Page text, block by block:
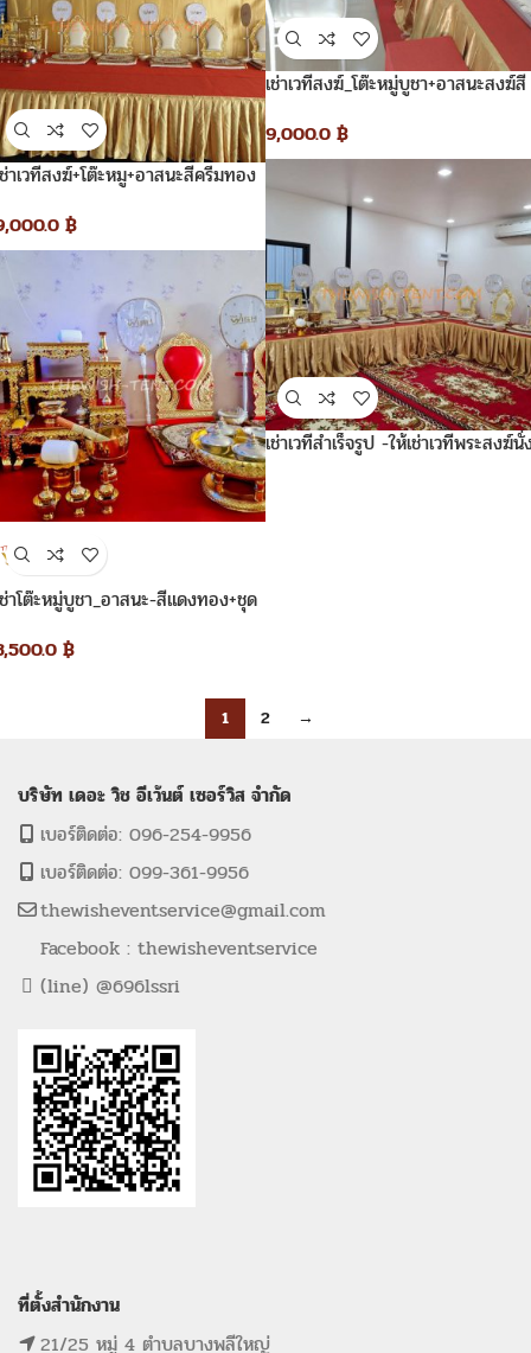
เช่าเวทีสงฆ์_โต๊ะหมู่บูชา+อาสนะสงฆ์สี
9,000.0 ฿
าเวทีสงฆ์+โต๊ะหมู+อาสนะสีครีมทอง
฿
เช่าเวทีสำเร็จรูป -ให้เช่าเวทีพระสงฆ์นั่
าโต๊ะหมู่บูชา_อาสนะ-สีแดงทอง+ชุด
฿
1 2 →
บริษัท เดอะ วิช อีเว้นต์ เซอร์วิส จำกัด
เบอร์ติดต่อ: 096-254-9956
เบอร์ติดต่อ: 099-361-9956
thewisheventservice@gmail.com
Facebook : thewisheventservice
(line) @696lssri
ที่ตั้งสำนักงาน
21/25 หมู่ 4 ตำบลบางพลีใหญ่